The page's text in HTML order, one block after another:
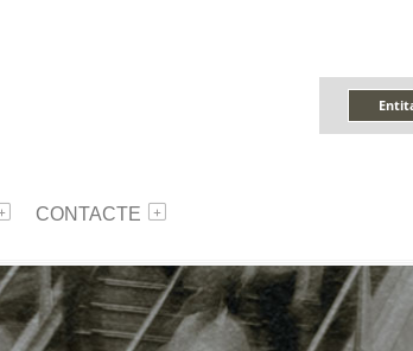
CONTACTE